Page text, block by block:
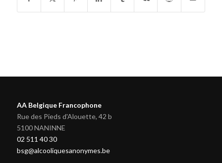
AA Belgique Francophone
Rue des Pieds d'Alouette, 42 b
5100 NANINNE
02 511 40 30
bsg@alcooliquesanonymes.be